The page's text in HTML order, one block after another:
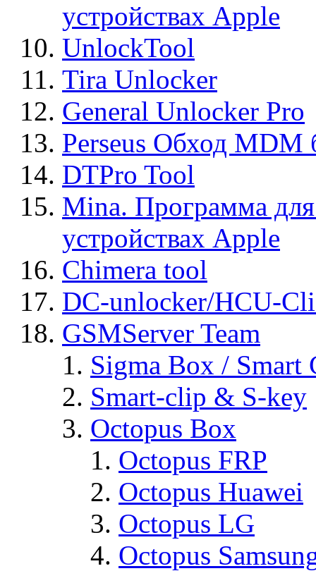
устройствах Apple
UnlockTool
Tira Unlocker
General Unlocker Pro
Perseus Обход MDM
DTPro Tool
Mina. Программа
устройствах Apple
Chimera tool
DC-unlocker/HCU-
GSMServer Team
Sigma Box / Smart
Smart-clip & S-key
Octopus Box
Octopus FRP
Octopus Huawei
Octopus LG
Octopus